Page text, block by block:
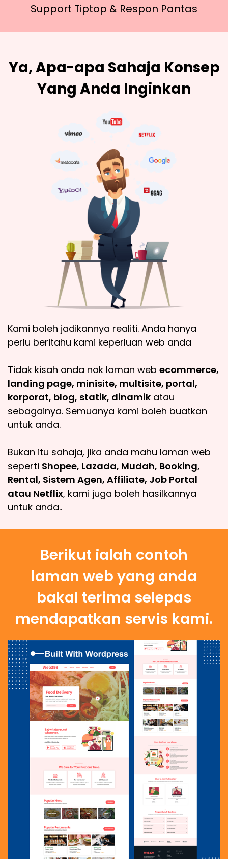
Support Tiptop & Respon Pantas
Ya, Apa-apa Sahaja Konsep
Yang Anda Inginkan
Kami boleh jadikannya realiti. Anda hanya
perlu beritahu kami keperluan web anda
Tidak kisah anda nak laman web ecommerce,
landing page, minisite, multisite, portal,
korporat, blog, statik, dinamik atau
sebagainya. Semuanya kami boleh buatkan
untuk anda.
Bukan itu sahaja, jika anda mahu laman web
seperti Shopee, Lazada, Mudah, Booking,
Rental, Sistem Agen, Affiliate, Job Portal
atau Netflix, kami juga boleh hasilkannya
untuk anda..
Berikut ialah contoh
laman web yang anda
bakal terima selepas
mendapatkan servis kami.